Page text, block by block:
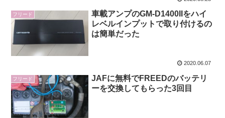
フリード
車載アンプのGM-D1400IIをハイ
レベルインプットで取り付けるの
は簡単だった
2020.06.07
フリード
JAFに無料でFREEDのバッテリ
ーを交換してもらった3回目